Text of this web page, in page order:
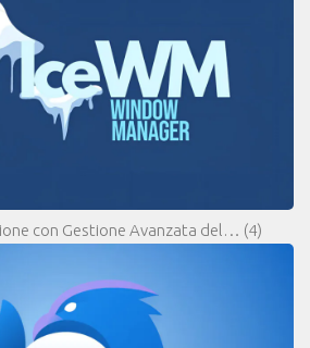
con Gestione Avanzata del… (4)